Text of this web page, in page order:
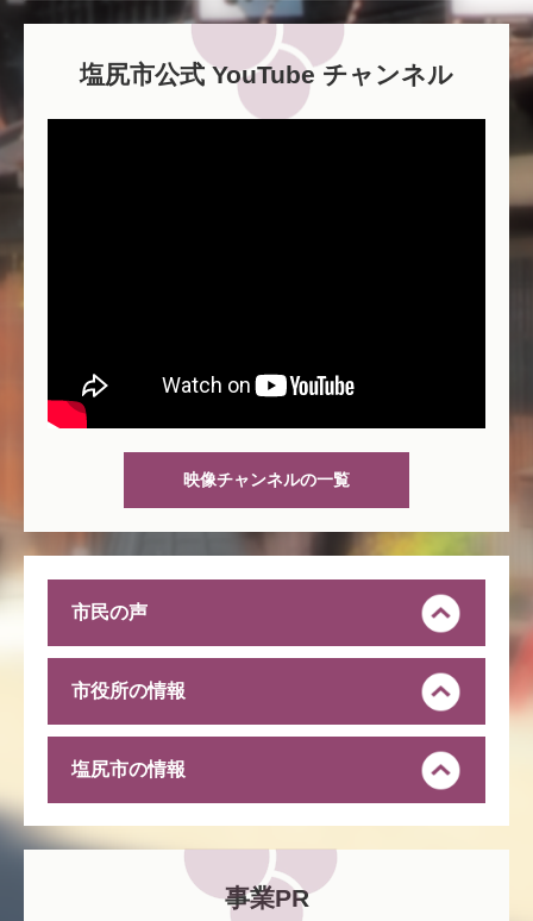
塩尻市公式 YouTube チャンネル
映像チャンネルの一覧
市民の声
市役所の情報
塩尻市の情報
事業PR